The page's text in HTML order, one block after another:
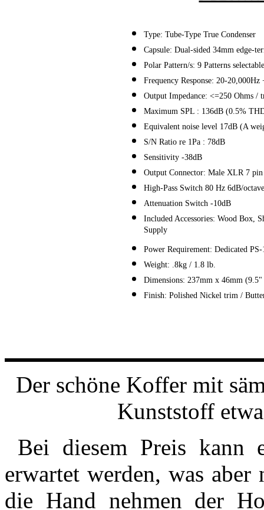
Type: Tube-Type True Condenser
Capsule: Dual-sided 34mm edge-
Polar Pattern/s: 9 Patterns
Frequency Response: 20-20,000Hz
Output Impedance: <=250 Ohms /
Maximum SPL : 136dB (0.5%
Equivalent noise level 17dB (A
S/N Ratio re 1Pa : 78dB
Sensitivity -38dB
Output Connector: Male XLR 7
High-Pass Switch 80 Hz 6dB/octave
Attenuation Switch -10dB
Included Accessories: Wood Box,
Supply
Power Requirement: Dedicated
Weight: .8kg / 1.8 lb.
Dimensions: 237mm x 46mm
Finish: Polished Nickel trim /
Der schöne Koffer mit
Kunststoff
Bei diesem Preis kann
erwartet werden, was
die Hand nehmen der